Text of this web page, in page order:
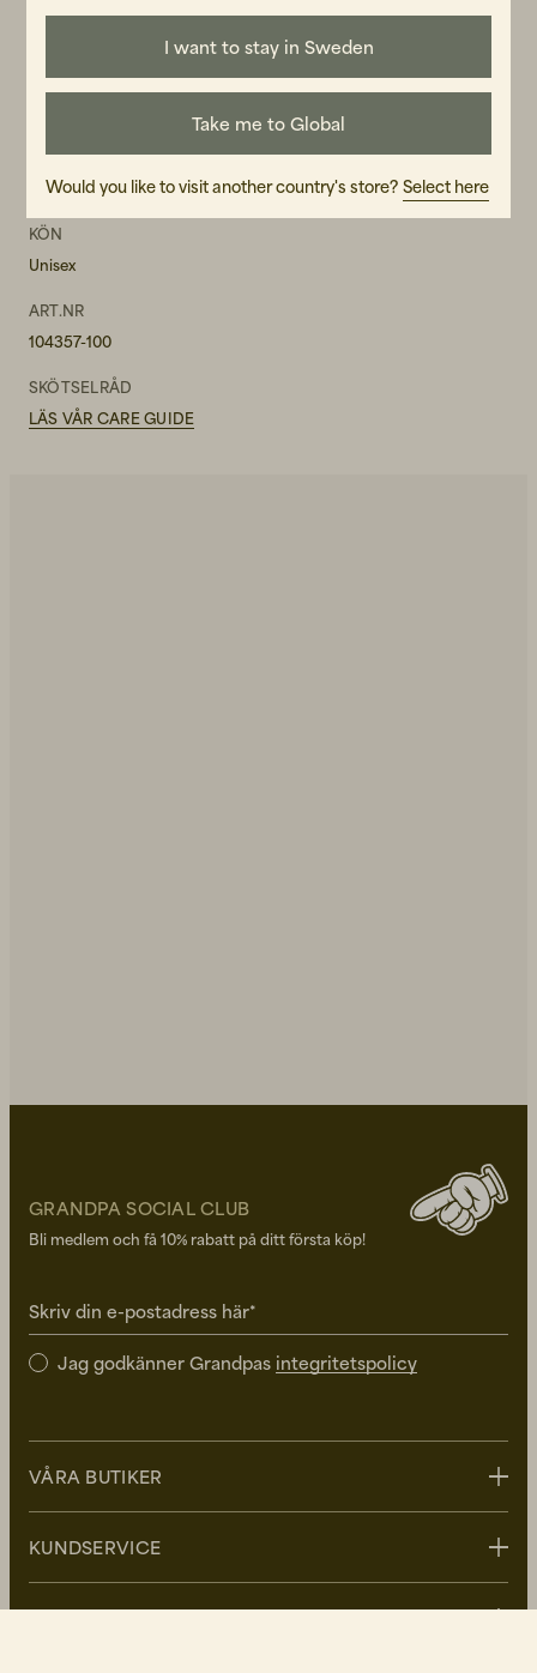
-Paracord krokögla och dragkedja
MATERIAL
100% Återvunnen Nylon
KÖN
Unisex
ART.NR
104357-100
SKÖTSELRÅD
LÄS VÅR CARE GUIDE
GRANDPA SOCIAL CLUB
Bli medlem och få 10% rabatt på ditt första köp!
Skriv din e-postadress här*
Jag godkänner Grandpas integritetspolicy
VÅRA BUTIKER
Uppsala
KUNDSERVICE
I want to stay in Sweden
Take me to Global
Would you like to visit another country's store? Select here